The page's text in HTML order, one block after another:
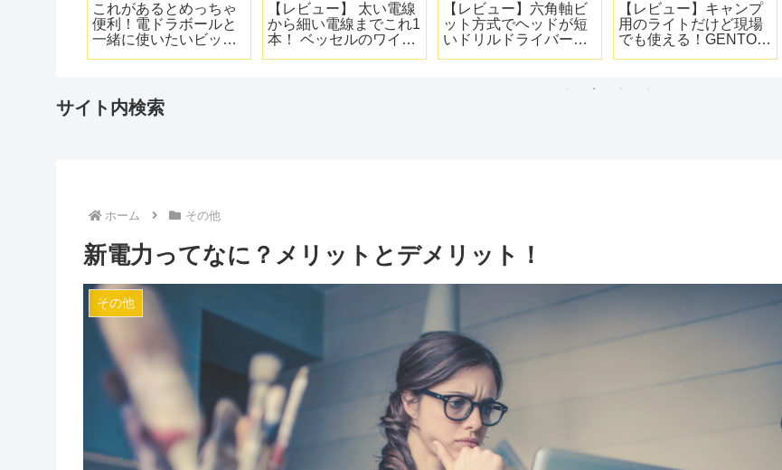
【電気工事におすす
め】電線を接続する工
具！圧着工具の選び方
【レビュー】ビットも
ソケットもこれ1つ 万
能ラチェット Weraの
【レビュー】切れ端が
飛んでいかないニッパ
ー！ツノダのつかめる
【レビュー】NEW電ド
ラボール？いいえ電動
ラチェットです！ ベッ
サイト内検索
ホーム その他
新電力ってなに？メリットとデメリット！
その他